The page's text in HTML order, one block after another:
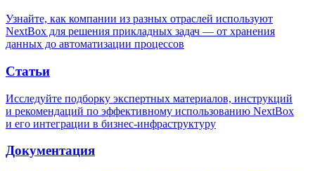
Узнайте, как компании из разных отраслей используют
NextBox для решения прикладных задач — от хранения
данных до автоматизации процессов
Статьи
Исследуйте подборку экспертных материалов, инструкций
и рекомендаций по эффективному использованию NextBox
и его интеграции в бизнес-инфраструктуру
Документация